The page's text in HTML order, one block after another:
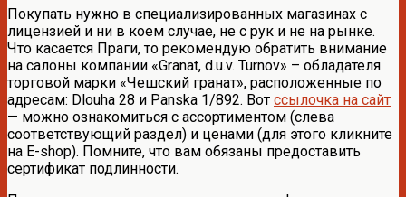
Покупать нужно в специализированных магазинах с
лицензией и ни в коем случае, не с рук и не на рынке.
Что касается Праги, то рекомендую обратить внимание
на салоны компании «Granat, d.u.v. Turnov» – обладателя
торговой марки «Чешский гранат», расположенные по
адресам: Dlouha 28 и Panska 1/892. Вот ссылочка на сайт
— можно ознакомиться с ассортиментом (слева
соответствующий раздел) и ценами (для этого кликните
на E-shop). Помните, что вам обязаны предоставить
сертификат подлинности.